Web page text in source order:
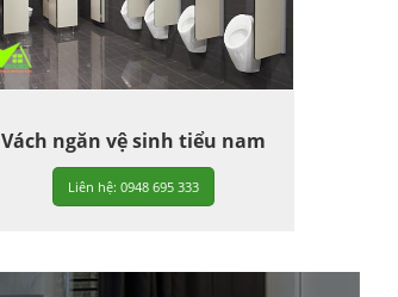
Vách ngăn vệ sinh tiểu nam
Liên hệ: 0948 695 333